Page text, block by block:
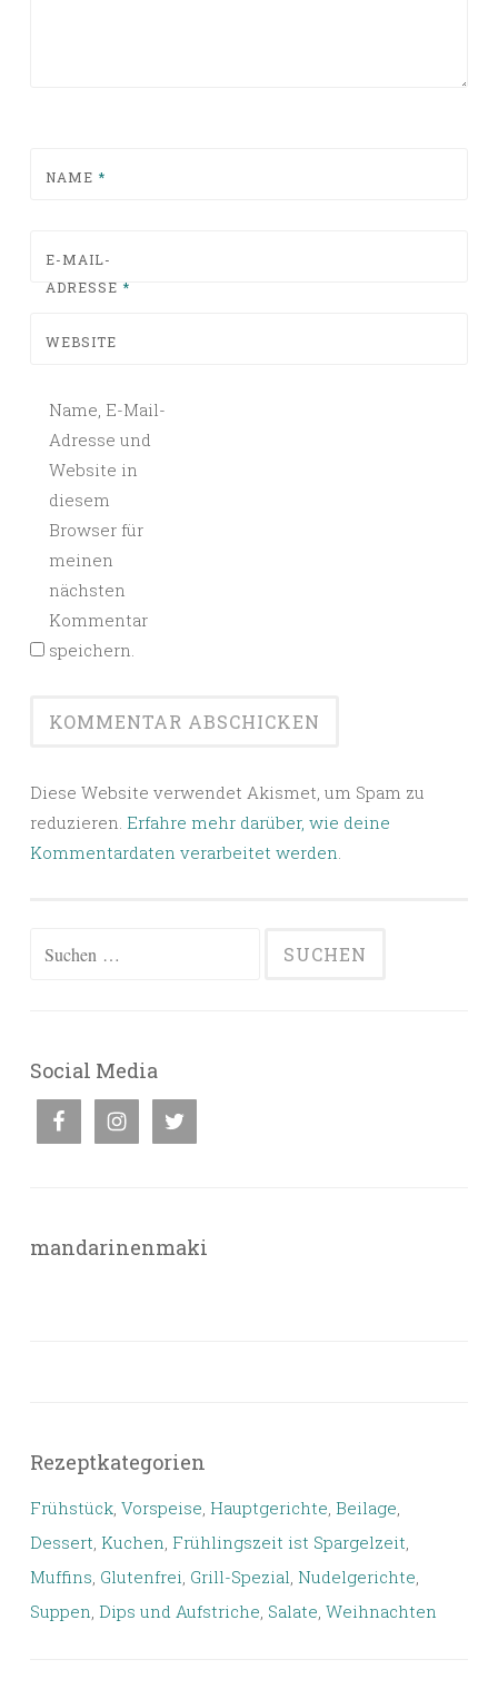
NAME *
E-MAIL-
ADRESSE *
WEBSITE
Name, E-Mail-
Adresse und
Website in
diesem
Browser für
meinen
nächsten
Kommentar
speichern.
Diese Website verwendet Akismet, um Spam zu
reduzieren. Erfahre mehr darüber, wie deine
Kommentardaten verarbeitet werden.
Suchen
Social Media
mandarinenmaki
Rezeptkategorien
Frühstück, Vorspeise, Hauptgerichte, Beilage,
Dessert, Kuchen, Frühlingszeit ist Spargelzeit,
Muffins, Glutenfrei, Grill-Spezial, Nudelgerichte,
Suppen, Dips und Aufstriche, Salate, Weihnachten